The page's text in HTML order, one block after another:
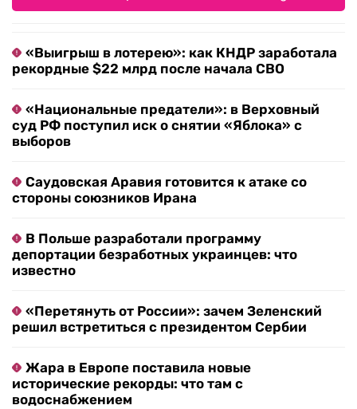
«Выигрыш в лотерею»: как КНДР заработала
рекордные $22 млрд после начала СВО
«Национальные предатели»: в Верховный
суд РФ поступил иск о снятии «Яблока» с
выборов
Саудовская Аравия готовится к атаке со
стороны союзников Ирана
В Польше разработали программу
депортации безработных украинцев: что
известно
«Перетянуть от России»: зачем Зеленский
решил встретиться с президентом Сербии
Жара в Европе поставила новые
исторические рекорды: что там с
водоснабжением